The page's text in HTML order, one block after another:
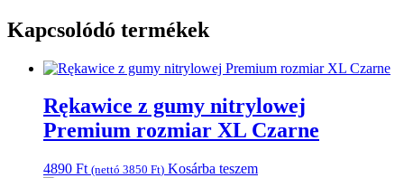
Kapcsolódó termékek
Rękawice z gumy nitrylowej
Premium rozmiar XL Czarne
4890 Ft (nettó 3850 Ft) Kosárba teszem